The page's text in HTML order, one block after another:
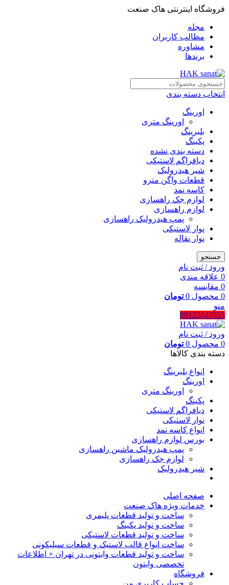
فروشگاه اینترنتی هاک صنعت
مجله
مطالب کاربران
مشاوره
برندها
انتخاب دسته بندی
اورینگ
اورینگ متری
بلبرینگ
پکینگ
دسته بندی نشده
دیافراگم لاستیکی
شیر هیدرولیک
قطعات واگن مترو
کاسه نمد
لوازم جک راهسازی
لوازم راهسازی
پمپ هیدرولیک راهسازی
نوار لاستیکی
نوار نقاله
جستجو
ورود / ثبت نام
0 علاقه مندی
0 مقایسه
0 محصول 0 تومان
منو
09122847655
ورود / ثبت نام
0 محصول 0 تومان
دسته بندی کالاها
انواع بلبرینگ
اورینگ
اورینگ متری
پکینگ
دیافراگم لاستیکی
نوار لاستیکی
انواع کاسه نمد
بورس لوازم راهسازی
پمپ هیدرولیک ماشین راهسازی
لوازم جک راهسازی
شیر هیدرولیک
صفحه اصلی
خدمات ویژه هاک صنعت
ساخت و تولید قطعات پلیمری
ساخت و تولید پکینگ
ساخت و تولید قطعات لاستیکی
ساخت انواع قالب لاستیک و قطعات سیلیکونی
ساخت و تولید قطعات وایتونی در تهران + اطلاعات
تخصصی وایتون
فروشگاه
حساب کاربری من